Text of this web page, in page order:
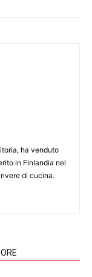
ha venduto
in Finlandia nel
di cucina.